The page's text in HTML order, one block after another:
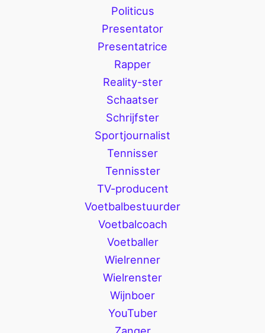
Politicus
Presentator
Presentatrice
Rapper
Reality-ster
Schaatser
Schrijfster
Sportjournalist
Tennisser
Tennisster
TV-producent
Voetbalbestuurder
Voetbalcoach
Voetballer
Wielrenner
Wielrenster
Wijnboer
YouTuber